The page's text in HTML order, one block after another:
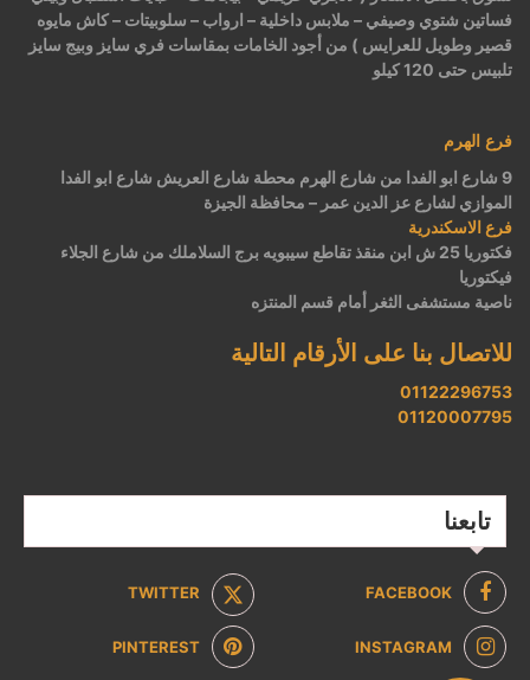
فساتين شتوي وصيفي – ملابس داخلية – ارواب – سلوبيتات – كاش مايوه
قصير وطويل للعرايس ) من أجود الخامات بمقاسات فري سايز وبيج سايز
تلبيس حتى 120 كيلو
فرع الهرم
9 شارع ابو الفدا من شارع الهرم محطة شارع العريش شارع ابو الفدا
الموازي لشارع عز الدين عمر – محافظة الجيزة
فرع الاسكندرية
فكتوريا 25 ش ابن منقذ تقاطع سيبويه برج السلاملك من شارع الجلاء
فيكتوريا
ناصية مستشفى الثغر أمام قسم المنتزه
للاتصال بنا على الأرقام التالية
01122296753
01120007795
تابعنا
FACEBOOK
TWITTER
INSTAGRAM
PINTEREST